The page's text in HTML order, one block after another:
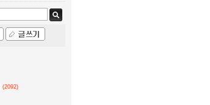
(2092)